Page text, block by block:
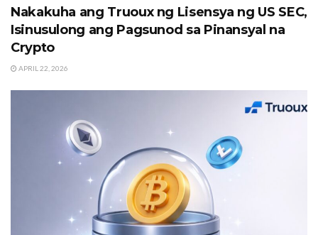
Nakakuha ang Truoux ng Lisensya ng US SEC,
Isinusulong ang Pagsunod sa Pinansyal na
Crypto
APRIL 22, 2026